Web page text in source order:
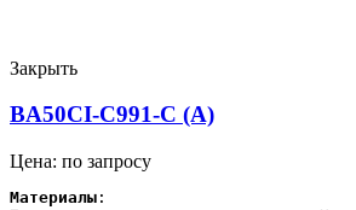
Закрыть
BA50CI-C991-C (A)
Цена: по запросу
Материалы :